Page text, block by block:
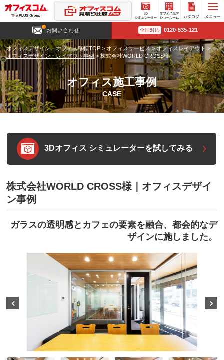
3D
シミュ
レータ
ー
オフィ
ス見学
ショー
ルーム
お問い合わせ 全国対応 0120-535-121
オフィスデザイン・オフィス移転TOP > オフィスサービス>オフィスレイアウト >
オフィスデザイン・レイアウト事例 >株式会社WORLD CROSS様
オフィス施工事例
CASE
3Dオフィス シミュレーターを試してみる
株式会社WORLD CROSS様｜オフィスデザイ
ン事例
ガラスの透明感とカフェの要素を融合、都会的なデ
ザインに施しました。